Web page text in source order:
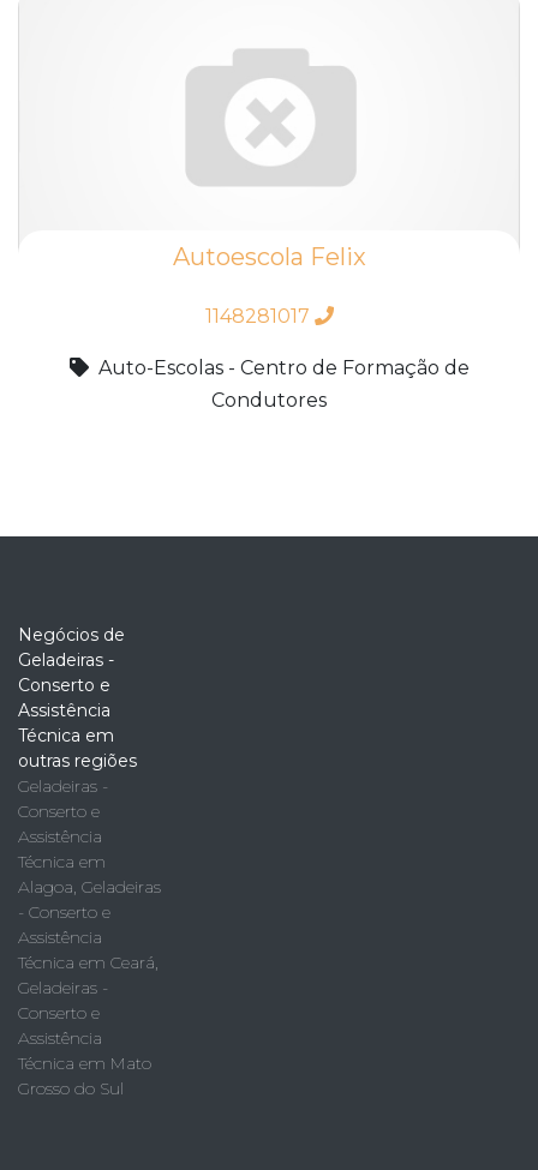
Autoescola Felix
1148281017
Auto-Escolas - Centro de Formação de
Condutores
Negócios de
Geladeiras -
Conserto e
Assistência
Técnica em
outras regiões
Geladeiras -
Conserto e
Assistência
Técnica em
Alagoa, Geladeiras
- Conserto e
Assistência
Técnica em Ceará,
Geladeiras -
Conserto e
Assistência
Técnica em Mato
Grosso do Sul